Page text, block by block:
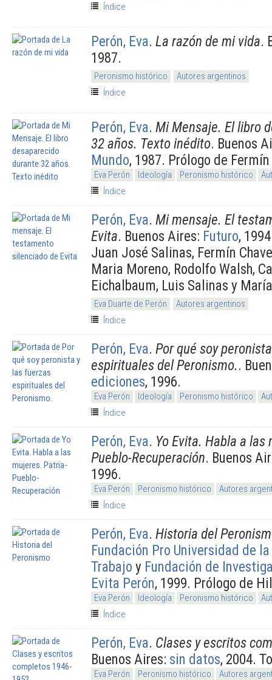
Índice
Perón, Eva. La razón de mi vida.
1987.
Peronismo histórico
Autores argentinos
Índice
Perón, Eva. Mi Mensaje. El libro
32 años. Texto inédito. Buenos
Mundo, 1987. Prólogo de
Eva Perón Ideología Peronismo histórico
Índice
Perón, Eva. Mi mensaje. El
Evita. Buenos Aires: Futuro,
Juan José Salinas, Fermín
Maria Moreno, Rodolfo Walsh,
Eichalbaum, Luis Salinas y
Eva Duarte de Perón
Autores argentinos
Índice
Perón, Eva. Por qué soy
espirituales del Peronismo..
ediciones, 1996.
Eva Perón Ideología Peronismo histórico
Índice
Perón, Eva. Yo Evita. Habla a
Pueblo-Recuperación. Buenos
1996.
Eva Perón Peronismo histórico
Autores
Índice
Perón, Eva. Historia del
Fundación Pro Universidad de
Trabajo y Fundación de
Evita Perón, 1999. Prólogo de
Eva Perón Ideología Peronismo histórico
Índice
Perón, Eva. Clases y escritos
Buenos Aires: sin datos, 2004.
Eva Perón Peronismo histórico
Autores